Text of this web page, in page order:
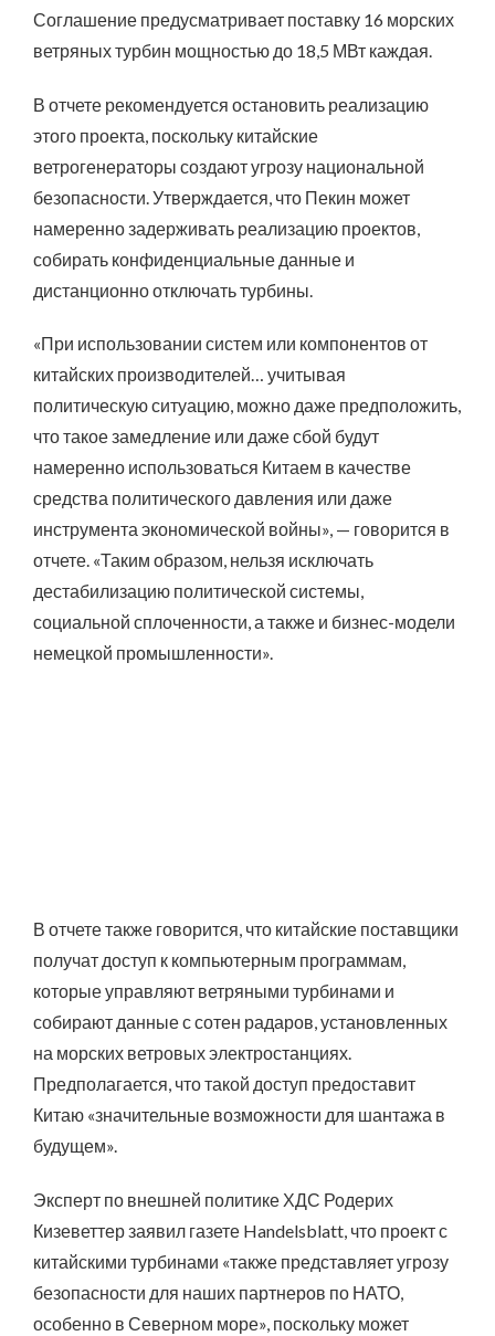
Соглашение предусматривает поставку 16 морских
ветряных турбин мощностью до 18,5 МВт каждая.
В отчете рекомендуется остановить реализацию
этого проекта, поскольку китайские
ветрогенераторы создают угрозу национальной
безопасности. Утверждается, что Пекин может
намеренно задерживать реализацию проектов,
собирать конфиденциальные данные и
дистанционно отключать турбины.
«При использовании систем или компонентов от
китайских производителей… учитывая
политическую ситуацию, можно даже предположить,
что такое замедление или даже сбой будут
намеренно использоваться Китаем в качестве
средства политического давления или даже
инструмента экономической войны», — говорится в
отчете. «Таким образом, нельзя исключать
дестабилизацию политической системы,
социальной сплоченности, а также и бизнес-модели
немецкой промышленности».
В отчете также говорится, что китайские поставщики
получат доступ к компьютерным программам,
которые управляют ветряными турбинами и
собирают данные с сотен радаров, установленных
на морских ветровых электростанциях.
Предполагается, что такой доступ предоставит
Китаю «значительные возможности для шантажа в
будущем».
Эксперт по внешней политике ХДС Родерих
Кизеветтер заявил газете Handelsblatt, что проект с
китайскими турбинами «также представляет угрозу
безопасности для наших партнеров по НАТО,
особенно в Северном море», поскольку может